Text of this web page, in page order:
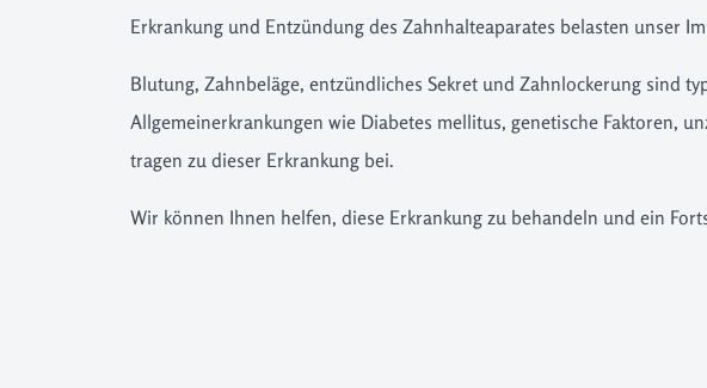
Erkrankung und Entzündung des Zahnhalteaparates belasten unser
Blutung, Zahnbeläge, entzündliches Sekret und Zahnlockerung sind
Allgemeinerkrankungen wie Diabetes mellitus, genetische Faktoren,
tragen zu dieser Erkrankung bei.
Wir können Ihnen helfen, diese Erkrankung zu behandeln und ein